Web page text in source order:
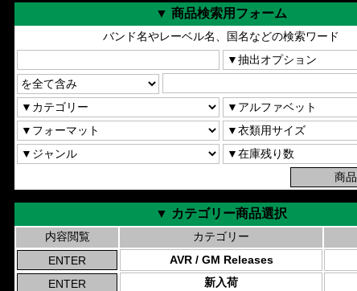
▼ 商品検索用フォーム
バンド名やレーベル名、国名などの検索ワード
▼ カテゴリー商品選択
内容閲覧 カテゴリー
AVR / GM Releases
新入荷